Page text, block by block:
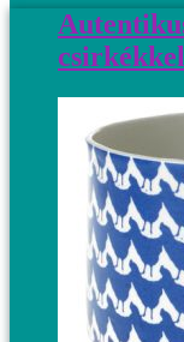
csirkékkel